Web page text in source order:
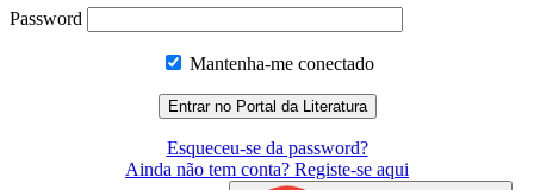
Password
Mantenha-me conectado
Esqueceu-se da password?
Ainda não tem conta? Registe-se aqui